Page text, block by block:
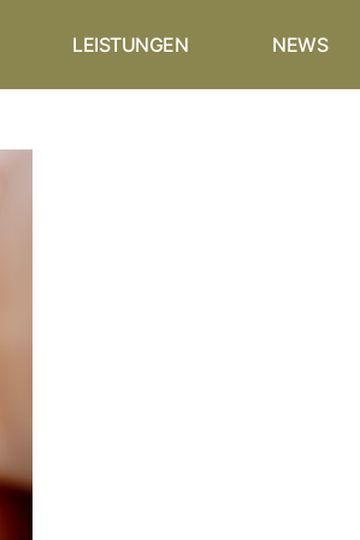
LEISTUNGEN NEWS